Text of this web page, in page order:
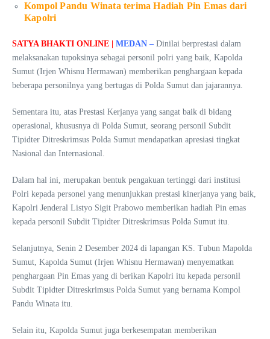
Kompol Pandu Winata terima Hadiah Pin Emas dari
Kapolri
SATYA BHAKTI ONLINE | MEDAN – Dinilai berprestasi dalam
melaksanakan tupoksinya sebagai personil polri yang baik, Kapolda
Sumut (Irjen Whisnu Hermawan) memberikan penghargaan kepada
beberapa personilnya yang bertugas di Polda Sumut dan jajarannya.
Sementara itu, atas Prestasi Kerjanya yang sangat baik di bidang
operasional, khususnya di Polda Sumut, seorang personil Subdit
Tipidter Ditreskrimsus Polda Sumut mendapatkan apresiasi tingkat
Nasional dan Internasional.
Dalam hal ini, merupakan bentuk pengakuan tertinggi dari institusi
Polri kepada personel yang menunjukkan prestasi kinerjanya yang baik,
Kapolri Jenderal Listyo Sigit Prabowo memberikan hadiah Pin emas
kepada personil Subdit Tipidter Ditreskrimsus Polda Sumut itu.
Selanjutnya, Senin 2 Desember 2024 di lapangan KS. Tubun Mapolda
Sumut, Kapolda Sumut (Irjen Whisnu Hermawan) menyematkan
penghargaan Pin Emas yang di berikan Kapolri itu kepada personil
Subdit Tipidter Ditreskrimsus Polda Sumut yang bernama Kompol
Pandu Winata itu.
Selain itu, Kapolda Sumut juga berkesempatan memberikan